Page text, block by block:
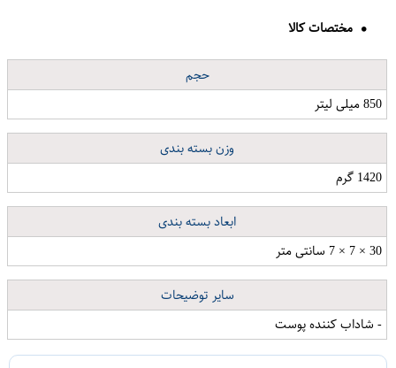
مختصات کالا
حجم
850 میلی لیتر
وزن بسته بندی
1420 گرم
ابعاد بسته بندی
30 × 7 × 7 سانتی متر
سایر توضیحات
- شاداب کننده پوست